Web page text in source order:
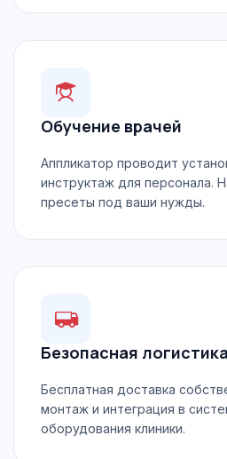
Обучение врачей
Аппликатор проводит
инструктаж для персонала.
пресеты под ваши нужды.
Безопасная логистика
Бесплатная доставка
монтаж и интеграция в
оборудования клиники.